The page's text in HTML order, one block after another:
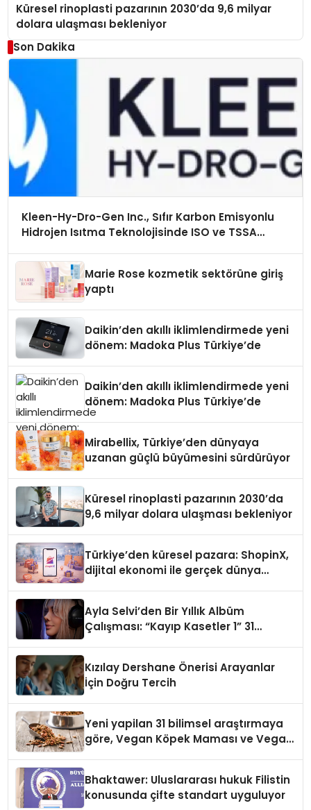
Küresel rinoplasti pazarının 2030’da 9,6 milyar
dolara ulaşması bekleniyor
Son Dakika
Kleen-Hy-Dro-Gen Inc., Sıfır Karbon Emisyonlu
Hidrojen Isıtma Teknolojisinde ISO ve TSSA
Marie Rose kozmetik sektörüne giriş
yaptı
Daikin’den akıllı iklimlendirmede yeni
dönem: Madoka Plus Türkiye’de
Daikin’den akıllı iklimlendirmede yeni
dönem: Madoka Plus Türkiye’de
Mirabellix, Türkiye’den dünyaya
uzanan güçlü büyümesini sürdürüyor
Küresel rinoplasti pazarının 2030’da
9,6 milyar dolara ulaşması bekleniyor
Türkiye’den küresel pazara: ShopinX,
dijital ekonomi ile gerçek dünya
Ayla Selvi’den Bir Yıllık Albüm
Çalışması: “Kayıp Kasetler 1” 31
Kızılay Dershane Önerisi Arayanlar
İçin Doğru Tercih
Yeni yapilan 31 bilimsel araştırmaya
göre, Vegan Köpek Maması ve Vegan
Bhaktawer: Uluslararası hukuk Filistin
konusunda çifte standart uyguluyor